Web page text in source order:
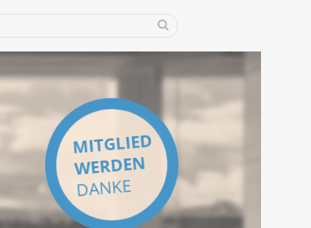
MITGLIED
WERDEN
DANKE